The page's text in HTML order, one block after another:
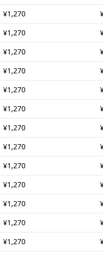
¥1,270
¥1,270
¥1,270
¥1,270
¥1,270
¥1,270
¥1,270
¥1,270
¥1,270
¥1,270
¥1,270
¥1,270
¥1,270